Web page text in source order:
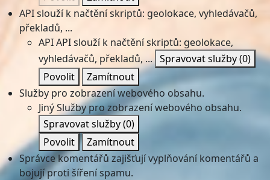
API slouží k načtění skriptů: geolokace, vyhledávačů,
překladů, ...
APIAPI slouží k načtění skriptů: geolokace,
vyhledávačů, překladů, ... Spravovat služby(0)
Povolit
Zamítnout
Služby pro zobrazení webového obsahu.
JinýSlužby pro zobrazení webového obsahu.
Spravovat služby(0)
Povolit
Zamítnout
Správce komentářů zajišťují vyplňování komentářů a
bojují proti šíření spamu.